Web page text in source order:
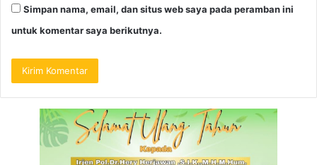
Simpan nama, email, dan situs web saya pada peramban ini
untuk komentar saya berikutnya.